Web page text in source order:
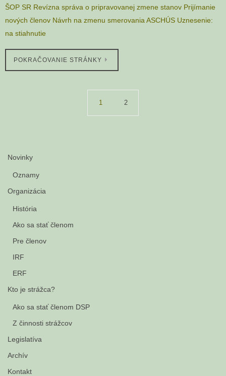
ŠOP SR Revízna správa o pripravovanej zmene stanov Prijímanie
nových členov Návrh na zmenu smerovania ASCHÚS Uznesenie:
na stiahnutie
POKRAČOVANIE STRÁNKY
1 2
Novinky
Oznamy
Organizácia
História
Ako sa stať členom
Pre členov
IRF
ERF
Kto je strážca?
Ako sa stať členom DSP
Z činnosti strážcov
Legislatíva
Archív
Kontakt